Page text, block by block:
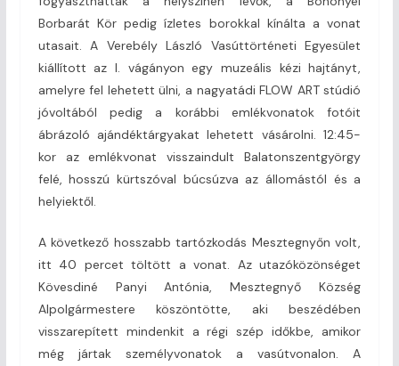
Borbarát Kör pedig ízletes borokkal kínálta a vonat
utasait. A Verebély László Vasúttörténeti Egyesület
kiállított az I. vágányon egy muzeális kézi hajtányt,
amelyre fel lehetett ülni, a nagyatádi FLOW ART stúdió
jóvoltából pedig a korábbi emlékvonatok fotóit
ábrázoló ajándéktárgyakat lehetett vásárolni. 12:45-
kor az emlékvonat visszaindult Balatonszentgyörgy
felé, hosszú kürtszóval búcsúzva az állomástól és a
helyiektől.
A következő hosszabb tartózkodás Mesztegnyőn volt,
itt 40 percet töltött a vonat. Az utazóközönséget
Kövesdiné Panyi Antónia, Mesztegnyő Község
Alpolgármestere köszöntötte, aki beszédében
visszarepített mindenkit a régi szép időkbe, amikor
még jártak személyvonatok a vasútvonalon. A